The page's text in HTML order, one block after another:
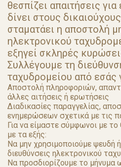
θεσπίζει απαιτήσεις
δίνει στους
σταματάει η αποστολή
ηλεκτρονικού
εξηγεί σκληρές
Συλλέγουμε τη
ταχυδρομείου από εσάς
Αποστολή πληροφοριών,
άλλες αιτήσεις ή ερωτήσεις
Διαδικασίες παραγγελίας,
ενημερώσεων σχετικά με τις
Για να είμαστε σύμφωνοι με
με τα εξής:
Να μην χρησιμοποιούμε ψευδή
διευθύνσεις ηλεκτρονικού
Να προσδιορίζουμε το μήνυμα